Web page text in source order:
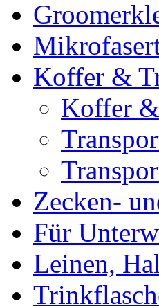
Koffer &
Koffer &
Zecken-
Für
Leinen,